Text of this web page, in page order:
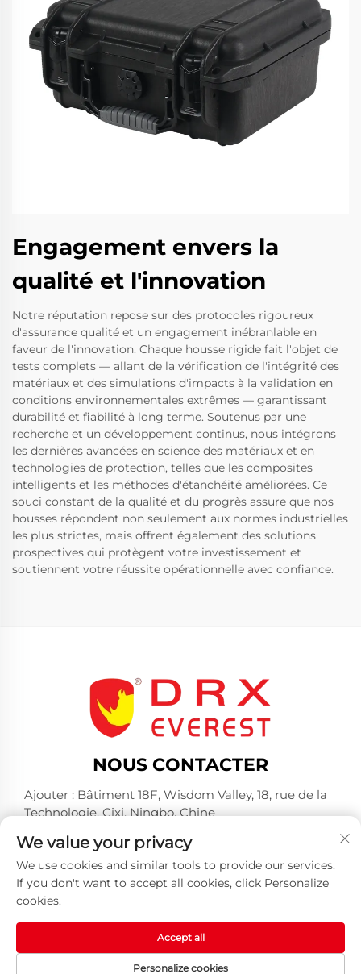
Engagement envers la
qualité et l'innovation
Notre réputation repose sur des protocoles rigoureux
d'assurance qualité et un engagement inébranlable en
faveur de l'innovation. Chaque housse rigide fait l'objet de
tests complets — allant de la vérification de l'intégrité des
matériaux et des simulations d'impacts à la validation en
conditions environnementales extrêmes — garantissant
durabilité et fiabilité à long terme. Soutenus par une
recherche et un développement continus, nous intégrons
les dernières avancées en science des matériaux et en
technologies de protection, telles que les composites
intelligents et les méthodes d'étanchéité améliorées. Ce
souci constant de la qualité et du progrès assure que nos
housses répondent non seulement aux normes industrielles
les plus strictes, mais offrent également des solutions
prospectives qui protègent votre investissement et
soutiennent votre réussite opérationnelle avec confiance.
NOUS CONTACTER
Ajouter : Bâtiment 18F, Wisdom Valley, 18, rue de la
Technologie, Cixi, Ningbo, Chine
Tél. : +86-574-23660321
E-mail :[email protected]
Tous droits réservés © 2025 par Huangshan DRX
We value your privacy
We use cookies and similar tools to provide our services.
If you don't want to accept all cookies, click Personalize
cookies.
Personalize cookies
Accept all